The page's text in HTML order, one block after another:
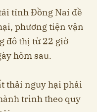
tỉnh Đồng Nai đề
phương tiện vận
đô thị từ 22 giờ
hôm sau.
thải nguy hại phải
trình theo quy